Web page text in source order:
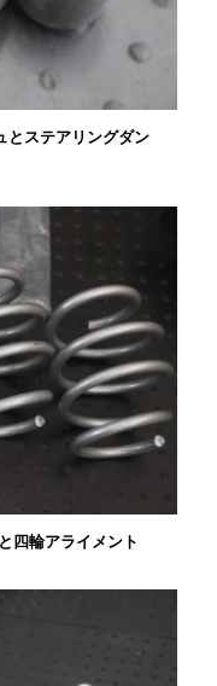
とステアリングダン
四輪アライメント